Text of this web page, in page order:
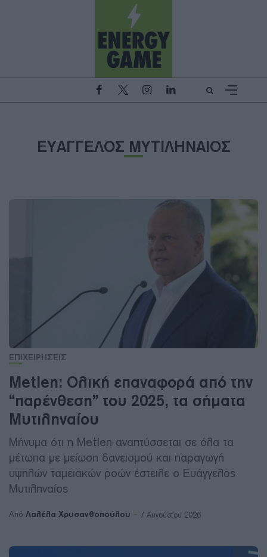
ΕΥΑΓΓΕΛΟΣ ΜΥΤΙΛΗΝΑΙΟΣ
ΕΠΙΧΕΙΡΗΣΕΙΣ
Metlen: Ολική επαναφορά από την
“παρένθεση” του 2025, τα σήματα
Μυτιληναίου
Μήνυμα ότι η Metlen αναπτύσσεται σε όλα τα
μέτωπα με μείωση δανεισμού και παραγωγή
υψηλών ταμειακών ροών έστειλε ο Ευάγγελος
Μυτιληναίος
Από Λαλέλα Χρυσανθοπούλου 7 Αυγούστου 2026